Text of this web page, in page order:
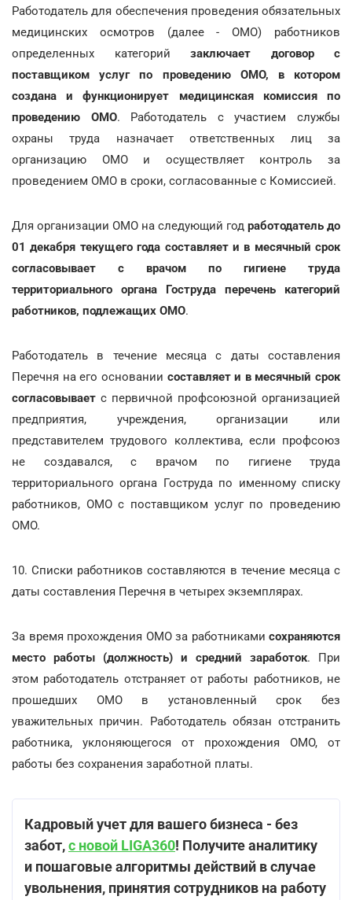
Работодатель для обеспечения проведения обязательных
медицинских осмотров (далее - ОМО) работников
определенных категорий заключает договор с
поставщиком услуг по проведению ОМО, в котором
создана и функционирует медицинская комиссия по
проведению ОМО. Работодатель с участием службы
охраны труда назначает ответственных лиц за
организацию ОМО и осуществляет контроль за
проведением ОМО в сроки, согласованные с Комиссией.
Для организации ОМО на следующий год работодатель до
01 декабря текущего года составляет и в месячный срок
согласовывает с врачом по гигиене труда
территориального органа Гоструда перечень категорий
работников, подлежащих ОМО.
Работодатель в течение месяца с даты составления
Перечня на его основании составляет и в месячный срок
согласовывает с первичной профсоюзной организацией
предприятия, учреждения, организации или
представителем трудового коллектива, если профсоюз
не создавался, с врачом по гигиене труда
территориального органа Гоструда по именному списку
работников, ОМО с поставщиком услуг по проведению
ОМО.
10. Списки работников составляются в течение месяца с
даты составления Перечня в четырех экземплярах.
За время прохождения ОМО за работниками сохраняются
место работы (должность) и средний заработок. При
этом работодатель отстраняет от работы работников, не
прошедших ОМО в установленный срок без
уважительных причин. Работодатель обязан отстранить
работника, уклоняющегося от прохождения ОМО, от
работы без сохранения заработной платы.
Кадровый учет для вашего бизнеса - без
забот,с новой LIGA360! Получите аналитику
и пошаговые алгоритмы действий в случае
увольнения, принятия сотрудников на работу